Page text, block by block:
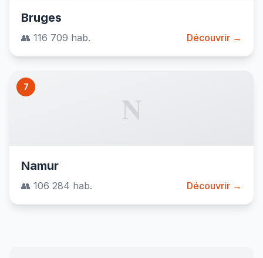
Bruges
👥 116 709 hab. Découvrir →
7
N
Namur
👥 106 284 hab. Découvrir →